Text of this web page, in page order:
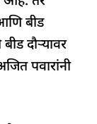
बीड
दौऱ्यावर
पवारांनी